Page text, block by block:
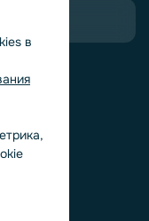
для
в